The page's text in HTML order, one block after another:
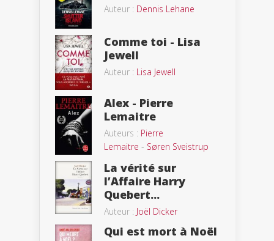
Auteur : Dennis Lehane
Comme toi - Lisa
Jewell
Auteur : Lisa Jewell
Alex - Pierre
Lemaitre
Auteurs : Pierre
Lemaitre - Søren Sveistrup
La vérité sur
l’Affaire Harry
Quebert...
Auteur : Joël Dicker
Qui est mort à Noël